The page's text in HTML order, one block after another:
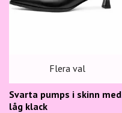
Flera val
Svarta pumps i skinn med
låg klack